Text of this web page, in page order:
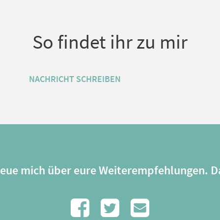
So findet ihr zu mir
NACHRICHT SCHREIBEN
mich über eure Weiterempfehlungen.